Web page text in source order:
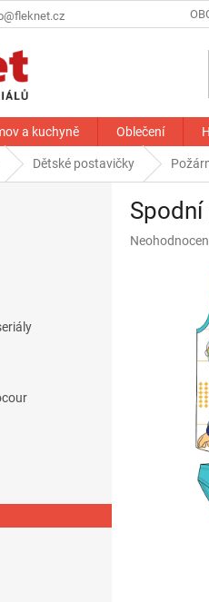
a kuchyně Oblečení
Dětské postavičky
Spodní
Průměrné